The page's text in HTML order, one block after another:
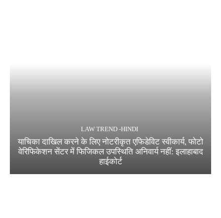
LAW TREND -HINDI
याचिका दाखिल करने के लिए नोटरीकृत एफिडेविट स्वीकार्य, फोटो
वेरिफिकेशन सेंटर में फिजिकल उपस्थिति अनिवार्य नहीं: इलाहाबाद
हाईकोर्ट